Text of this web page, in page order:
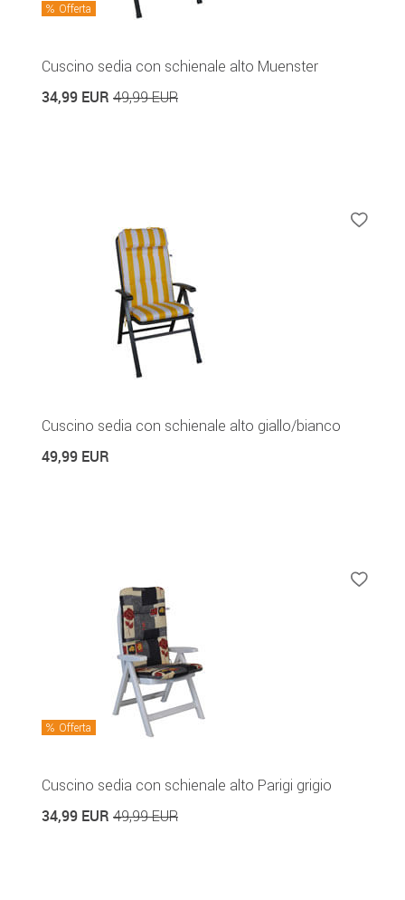
Offerta
Cuscino sedia con schienale alto Muenster
34,99 EUR 49,99 EUR
Cuscino sedia con schienale alto giallo/bianco
49,99 EUR
Offerta
Cuscino sedia con schienale alto Parigi grigio
34,99 EUR 49,99 EUR